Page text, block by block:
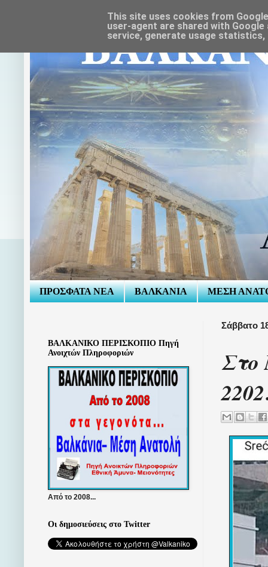
ΠΡΟΣΦΑΤΑ ΝΕΑ ΒΑΛΚΑΝΙΑ ΜΕΣΗ
Σάββατο
Στο
ΒΑΛΚΑΝΙΚΟ ΠΕΡΙΣΚΟΠΙΟ Πηγή
Ανοιχτών Πληροφοριών
Από το 2008...
Οι δημοσιεύσεις στο Twitter
This site uses cookies from
user-agent are shared with
service, generate usage statistics,